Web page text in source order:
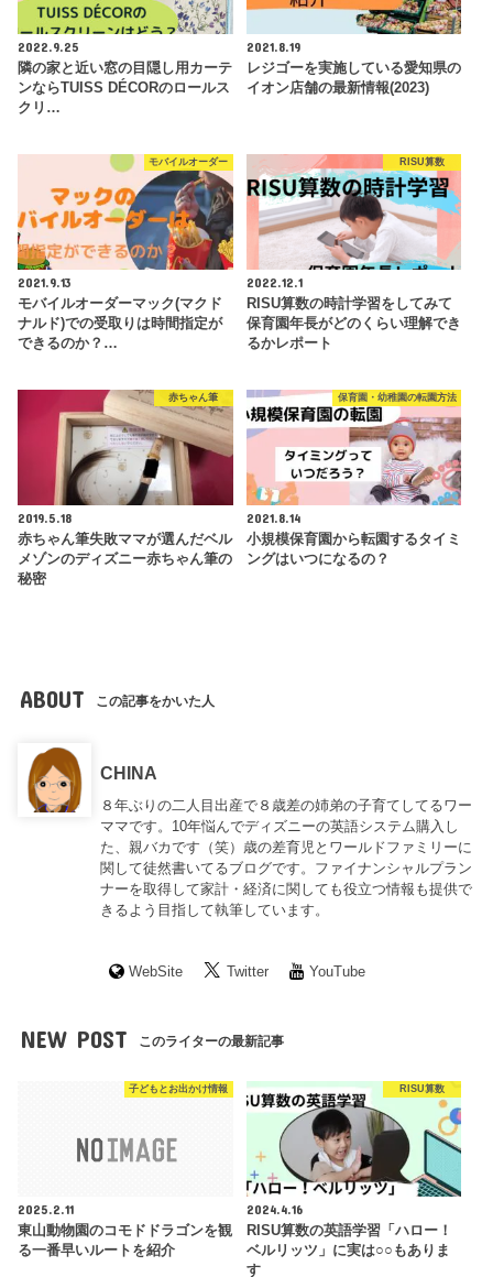
2022.9.25
隣の家と近い窓の目隠し用カーテ
ンならTUISS DÉCORのロールス
クリ…
2021.8.19
レジゴーを実施している愛知県の
イオン店舗の最新情報(2023)
モバイルオーダー
2021.9.13
モバイルオーダーマック(マクド
ナルド)での受取りは時間指定が
できるのか？…
RISU算数
2022.12.1
RISU算数の時計学習をしてみて
保育園年長がどのくらい理解でき
るかレポート
赤ちゃん筆
2019.5.18
赤ちゃん筆失敗ママが選んだベル
メゾンのディズニー赤ちゃん筆の
秘密
保育園・幼稚園の転園方法
2021.8.14
小規模保育園から転園するタイミ
ングはいつになるの？
ABOUT この記事をかいた人
CHINA
８年ぶりの二人目出産で８歳差の姉弟の子育てしてるワー
ママです。10年悩んでディズニーの英語システム購入し
た、親バカです（笑）歳の差育児とワールドファミリーに
関して徒然書いてるブログです。ファイナンシャルプラン
ナーを取得して家計・経済に関しても役立つ情報も提供で
きるよう目指して執筆しています。
WebSite Twitter YouTube
NEW POST このライターの最新記事
子どもとお出かけ情報
2025.2.11
東山動物園のコモドドラゴンを観
る一番早いルートを紹介
RISU算数
2024.4.16
RISU算数の英語学習「ハロー！
ベルリッツ」に実は○○もありま
す